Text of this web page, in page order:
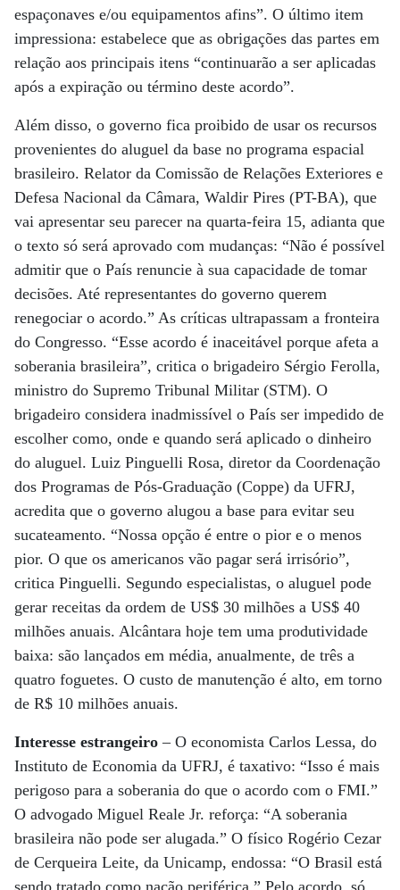
espaçonaves e/ou equipamentos afins”. O último item
impressiona: estabelece que as obrigações das partes em
relação aos principais itens “continuarão a ser aplicadas
após a expiração ou término deste acordo”.
Além disso, o governo fica proibido de usar os recursos
provenientes do aluguel da base no programa espacial
brasileiro. Relator da Comissão de Relações Exteriores e
Defesa Nacional da Câmara, Waldir Pires (PT-BA), que
vai apresentar seu parecer na quarta-feira 15, adianta que
o texto só será aprovado com mudanças: “Não é possível
admitir que o País renuncie à sua capacidade de tomar
decisões. Até representantes do governo querem
renegociar o acordo.” As críticas ultrapassam a fronteira
do Congresso. “Esse acordo é inaceitável porque afeta a
soberania brasileira”, critica o brigadeiro Sérgio Ferolla,
ministro do Supremo Tribunal Militar (STM). O
brigadeiro considera inadmissível o País ser impedido de
escolher como, onde e quando será aplicado o dinheiro
do aluguel. Luiz Pinguelli Rosa, diretor da Coordenação
dos Programas de Pós-Graduação (Coppe) da UFRJ,
acredita que o governo alugou a base para evitar seu
sucateamento. “Nossa opção é entre o pior e o menos
pior. O que os americanos vão pagar será irrisório”,
critica Pinguelli. Segundo especialistas, o aluguel pode
gerar receitas da ordem de US$ 30 milhões a US$ 40
milhões anuais. Alcântara hoje tem uma produtividade
baixa: são lançados em média, anualmente, de três a
quatro foguetes. O custo de manutenção é alto, em torno
de R$ 10 milhões anuais.
Interesse estrangeiro – O economista Carlos Lessa, do
Instituto de Economia da UFRJ, é taxativo: “Isso é mais
perigoso para a soberania do que o acordo com o FMI.”
O advogado Miguel Reale Jr. reforça: “A soberania
brasileira não pode ser alugada.” O físico Rogério Cezar
de Cerqueira Leite, da Unicamp, endossa: “O Brasil está
sendo tratado como nação periférica.” Pelo acordo, só